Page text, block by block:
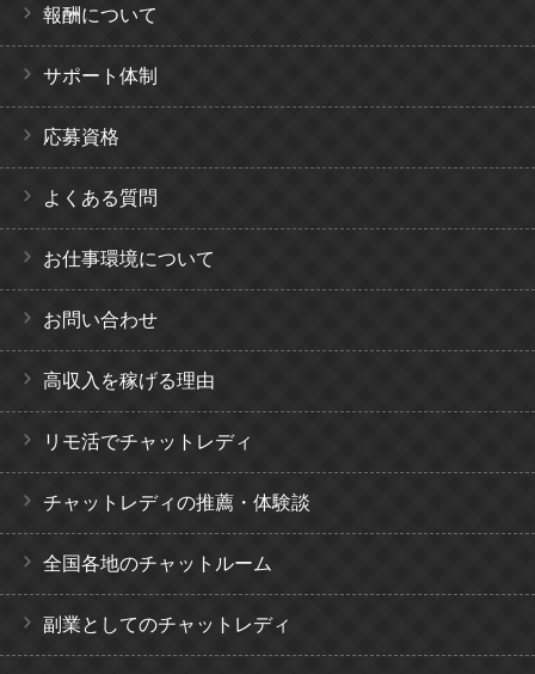
報酬について
サポート体制
応募資格
よくある質問
お仕事環境について
お問い合わせ
高収入を稼げる理由
リモ活でチャットレディ
チャットレディの推薦・体験談
全国各地のチャットルーム
副業としてのチャットレディ